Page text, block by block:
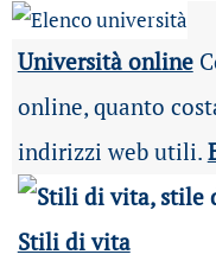
Università online
online, quanto
indirizzi web utili.
Stili di vita